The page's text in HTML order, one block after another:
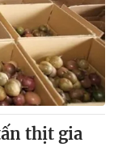
483/GP-BTTTT
Quốc Thắng,
932
thịt gia